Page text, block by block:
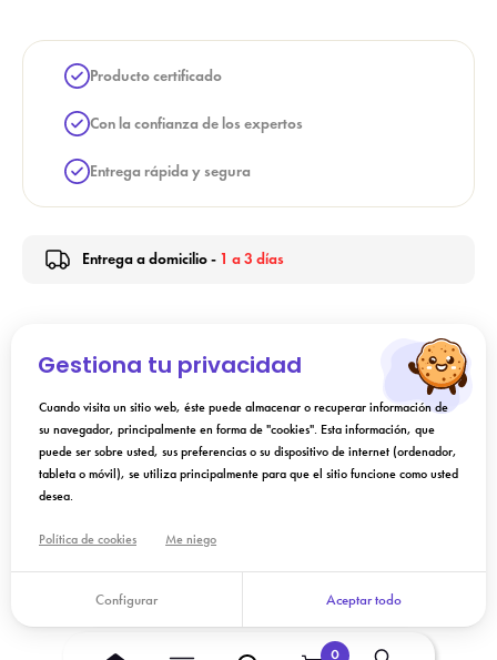
Añadir a la cesta
Producto certificado
Con la confianza de los expertos
Entrega rápida y segura
Entrega a domicilio - 1 a 3 días
Instrucciones de uso
Composición
0
Gestiona tu privacidad
Cuando visita un sitio web, éste puede almacenar o recuperar información de
su navegador, principalmente en forma de "cookies". Esta información, que
puede ser sobre usted, sus preferencias o su dispositivo de internet (ordenador,
tableta o móvil), se utiliza principalmente para que el sitio funcione como usted
desea.
Política de cookies Me niego
Configurar Aceptar todo